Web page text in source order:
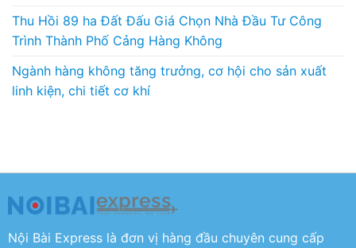
Thu Hồi 89 ha Đất Đấu Giá Chọn Nhà Đầu Tư Công
Trình Thành Phố Cảng Hàng Không
Ngành hàng không tăng trưởng, cơ hội cho sản xuất
linh kiện, chi tiết cơ khí
Nội Bài Express là đơn vị hàng đầu chuyên cung cấp